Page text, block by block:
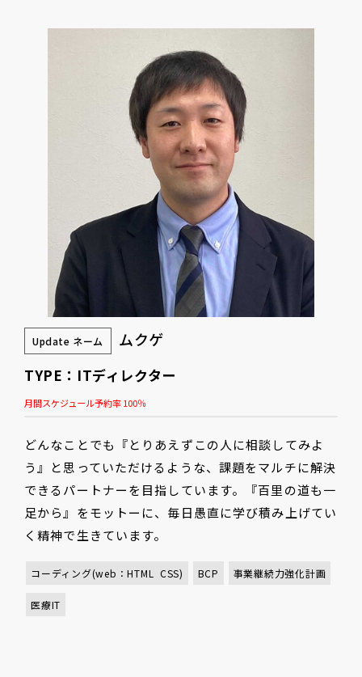
Update ネーム ムクゲ
TYPE：ITディレクター
月間スケジュール予約率 100％
どんなことでも『とりあえずこの人に相談してみよ
う』と思っていただけるような、課題をマルチに解決
できるパートナーを目指しています。『百里の道も一
足から』をモットーに、毎日愚直に学び積み上げてい
く精神で生きています。
コーディング(web：HTML  CSS) BCP 事業継続力強化計画
医療IT